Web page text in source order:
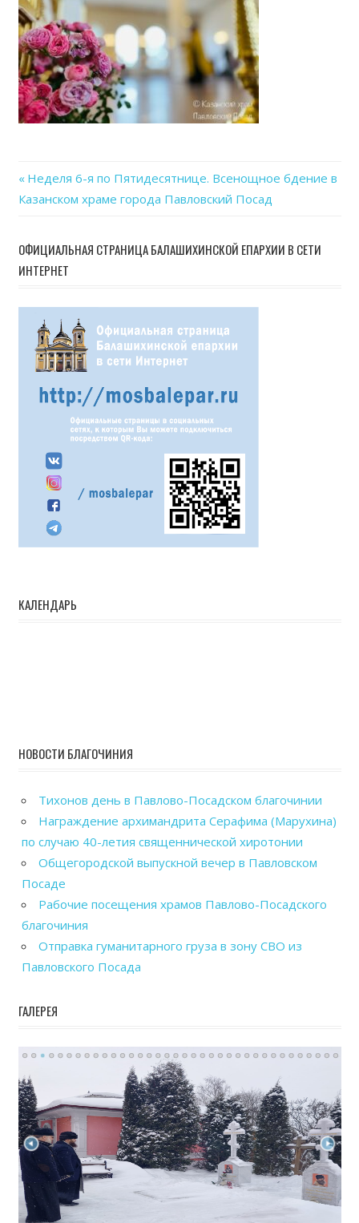
Навигация
записям
Previous
Post:
Неделя 6-я по Пятидесятнице. Всенощное бдение в
Казанском храме города Павловский Посад
ОФИЦИАЛЬНАЯ СТРАНИЦА БАЛАШИХИНСКОЙ ЕПАРХИИ В СЕТИ
ИНТЕРНЕТ
КАЛЕНДАРЬ
НОВОСТИ БЛАГОЧИНИЯ
Тихонов день в Павлово-Посадском благочинии
Награждение архимандрита Серафима (Марухина)
по случаю 40-летия священнической хиротонии
Общегородской выпускной вечер в Павловском
Посаде
Рабочие посещения храмов Павлово-Посадского
благочиния
Отправка гуманитарного груза в зону СВО из
Павловского Посада
ГАЛЕРЕЯ